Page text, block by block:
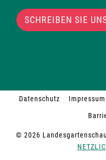
SCHREIBEN SIE
© 2026
Datenschutz Impressum